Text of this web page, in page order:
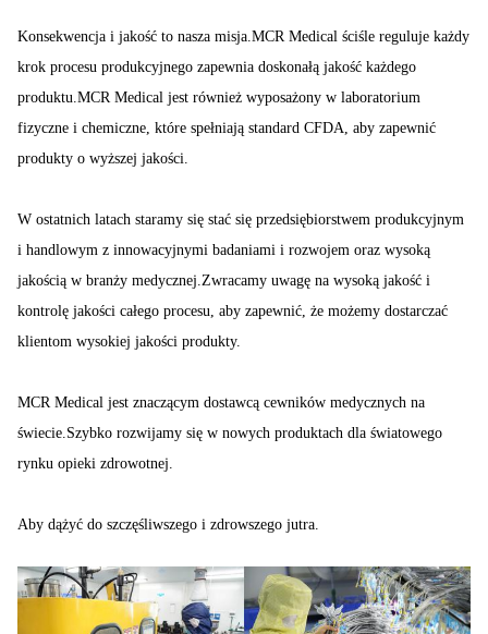
Konsekwencja i jakość to nasza misja.MCR Medical ściśle reguluje każdy
krok procesu produkcyjnego zapewnia doskonałą jakość każdego
produktu.MCR Medical jest również wyposażony w laboratorium
fizyczne i chemiczne, które spełniają standard CFDA, aby zapewnić
produkty o wyższej jakości.
W ostatnich latach staramy się stać się przedsiębiorstwem produkcyjnym
i handlowym z innowacyjnymi badaniami i rozwojem oraz wysoką
jakością w branży medycznej.Zwracamy uwagę na wysoką jakość i
kontrolę jakości całego procesu, aby zapewnić, że możemy dostarczać
klientom wysokiej jakości produkty.
MCR Medical jest znaczącym dostawcą cewników medycznych na
świecie.Szybko rozwijamy się w nowych produktach dla światowego
rynku opieki zdrowotnej.
Aby dążyć do szczęśliwszego i zdrowszego jutra.